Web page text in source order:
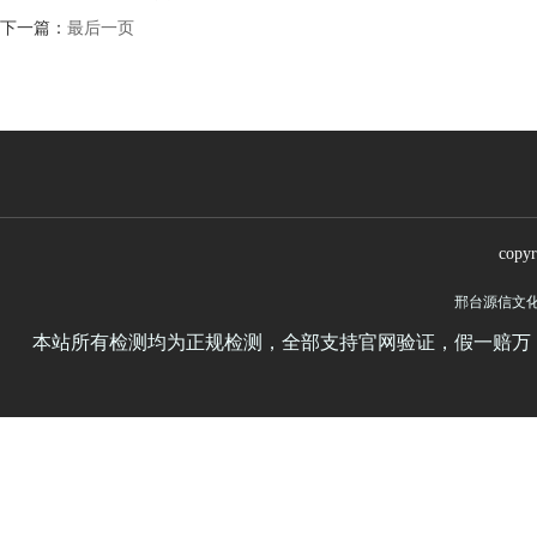
下一篇： 最后一页
邢台源信文
本站所有检测均为正规检测，全部支持官网验证，假一赔万